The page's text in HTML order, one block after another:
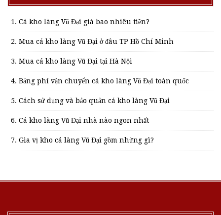
Cá kho làng Vũ Đại giá bao nhiêu tiền?
Mua cá kho làng Vũ Đại ở đâu TP Hồ Chí Minh
Mua cá kho làng Vũ Đại tại Hà Nội
Bảng phí vận chuyển cá kho làng Vũ Đại toàn quốc
Cách sử dụng và bảo quản cá kho làng Vũ Đại
Cá kho làng Vũ Đại nhà nào ngon nhất
Gia vị kho cá làng Vũ Đại gồm những gì?